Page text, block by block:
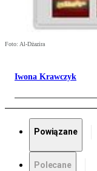
Foto: Al-Dżazira
Iwona Krawczyk
Powiązane
Polecane